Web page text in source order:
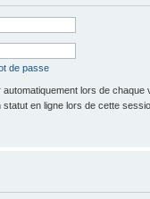
de passe
automatiquement lors de chaque
statut en ligne lors de cette